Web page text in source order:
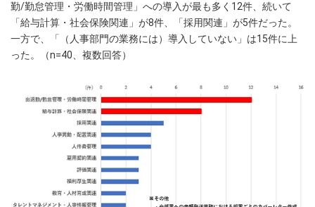
勤/勤怠管理・労働時間管理」への導入が最も多く12件、続いて
「給与計算・社会保険関連」が8件、「採用関連」が5件だった。
一方で、「（人事部門の業務には）導入していない」は15件に上
った。（n=40、複数回答）